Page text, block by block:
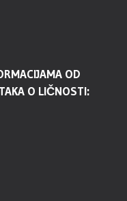
OD
O LIČNOSTI: